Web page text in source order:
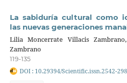
La sabiduría cultural como
las nuevas generaciones
Lilia Moncerrate Villacis
Zambrano
119-135
DOI : 10.29394/Scientific.issn.2542-